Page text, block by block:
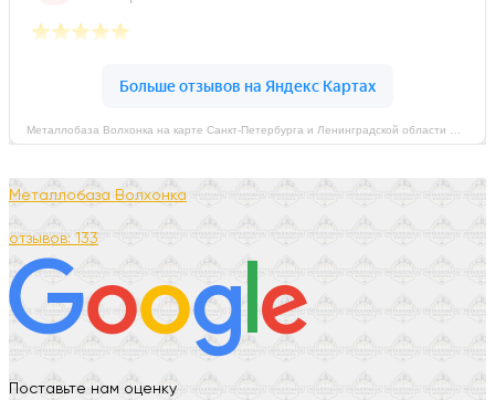
Металлобаза Волхонка
отзывов: 133
Поставьте нам оценку